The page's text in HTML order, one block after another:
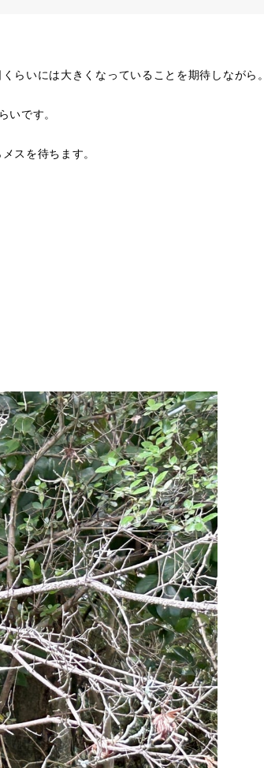
らいには大きくなっていることを期待しながら。
いです。
スを待ちます。